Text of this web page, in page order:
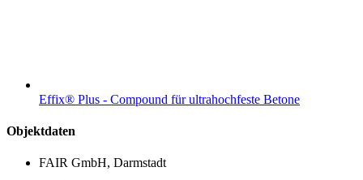
Effix® Plus - Compound für ultrahochfeste Betone
Objektdaten
FAIR GmbH, Darmstadt